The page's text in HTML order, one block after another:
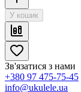
У кошик